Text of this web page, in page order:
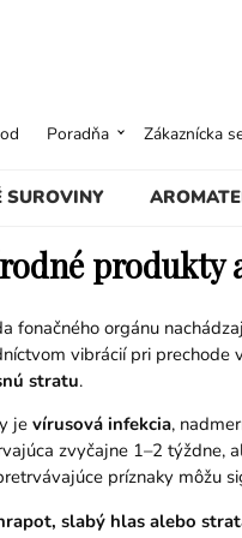
SUROVINY
Poradňa Zákaznícka
produkty
fonačného orgánu
vibrácií pri
stratu.
je vírusová infekcia,
zvyčajne 1–2 týždne,
príznaky môžu
slabý hlas alebo